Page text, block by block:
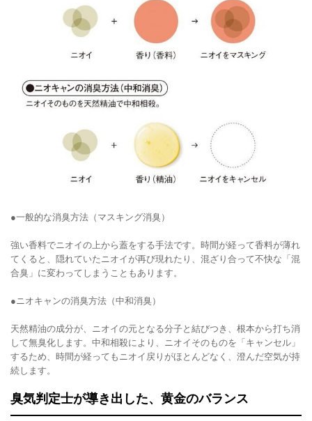
●一般的な消臭方法（マスキング消臭）
強い香料でニオイの上から蓋をする手法です。時間が経って香料が薄れ
てくると、隠れていたニオイが再び現れたり、混ざり合って不快な「混
合臭」に変わってしまうこともあります。
●ニオキャンの消臭方法（中和消臭）
天然精油の成分が、ニオイの元となる分子と結びつき、根本から打ち消
して無臭化します。中和相殺により、ニオイそのものを「キャンセル」
するため、時間が経ってもニオイ戻りがほとんどなく、澄んだ空気が持
続します。
臭気判定士が導き出した、黄金のバランス